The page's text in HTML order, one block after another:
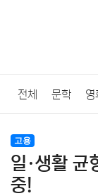
전체 문학 영
법률
질병 가요 방
고용
일·생활 균
중!